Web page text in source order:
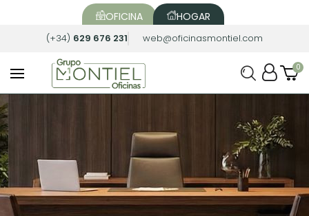
OFICINA HOGAR
(+34) 629 676 231 web@oficinasmontiel.com